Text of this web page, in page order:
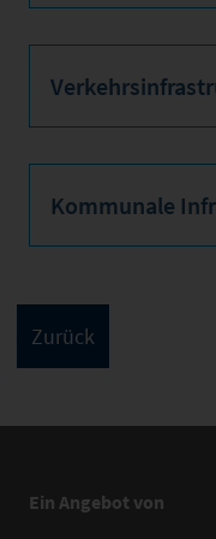
Kommunale
Ein Angebot von